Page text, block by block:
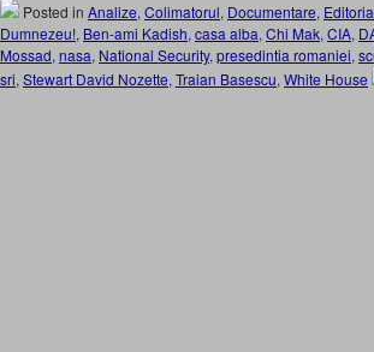
Posted in Analize, Colimatorul, Documentare,
Dumnezeu!, Ben-ami Kadish, casa alba, Chi Mak, CIA,
Mossad, nasa, National Security, presedintia romaniei,
sri, Stewart David Nozette, Traian Basescu, White House